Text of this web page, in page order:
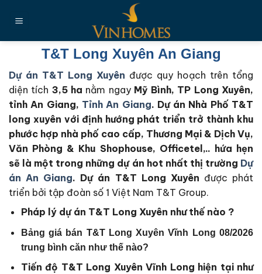
đến
T&T Long Xuyên An Giang
Dự án T&T Long Xuyên được quy hoạch trên tổng
diện tích 3,5 ha nằm ngayMỹ Bình, TP Long Xuyên,
tỉnh An Giang, Tỉnh An Giang. Dự án Nhà Phố T&T
long xuyên với định hướng phát triển trở thành khu
phước hợp nhà phố cao cấp, Thương Mại & Dịch Vụ,
Văn Phòng & Khu Shophouse, Officetel,.. hứa hẹn
sẽ là một trong những dự án hot nhất thị trường Dự
án An Giang. Dự án T&T Long Xuyên được phát
triển bởi tập đoàn số 1 Việt Nam T&T Group.
Pháp lý dự án T&T Long Xuyên như thế nào ?
Bảng giá bán T&T Long Xuyên Vĩnh Long 08/2026
trung bình căn như thế nào?
Tiến độ T&T Long Xuyên Vĩnh Long hiện tại như